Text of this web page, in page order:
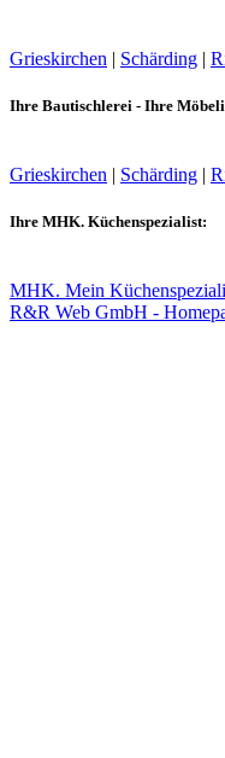
Grieskirchen | Schärding |
Ihre Bautischlerei - Ihre
Grieskirchen | Schärding |
Ihre MHK. Küchenspezialist:
MHK. Mein
R&R Web GmbH -